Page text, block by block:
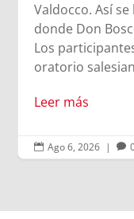
 Ago 6, 2026